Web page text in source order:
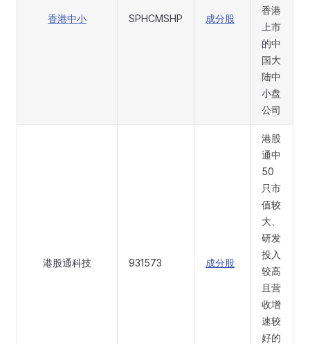
香港中小 SPHCMSHP 成分股
香港
上市
的中
国大
陆中
小盘
公司
港股通科技 931573 成分股
港股
通中
50
只市
值较
大、
研发
投入
较高
且营
收增
速较
好的